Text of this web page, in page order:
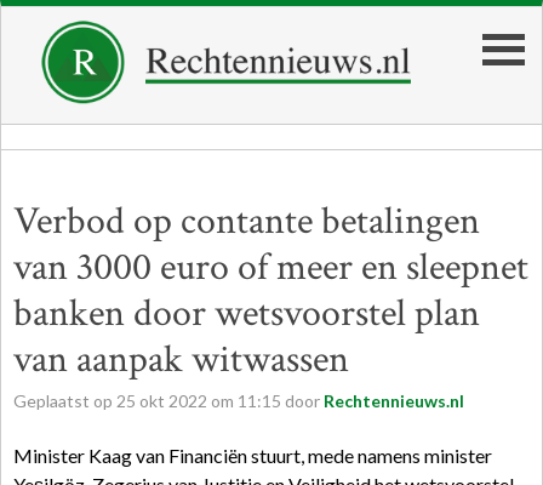
Verbod op contante betalingen
van 3000 euro of meer en sleepnet
banken door wetsvoorstel plan
van aanpak witwassen
Geplaatst op 25 okt 2022 om 11:15 door Rechtennieuws.nl
Minister Kaag van Financiën stuurt, mede namens minister